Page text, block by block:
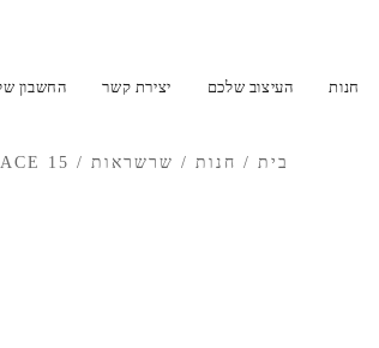
חנות העיצוב שלכם יצירת קשר החשבון
בית / חנות / שרשראות /
15